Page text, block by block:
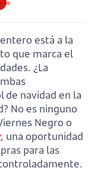
está a la
que marca el
¿La
de navidad en la
No es ninguno
Negro o
, una oportunidad
para las